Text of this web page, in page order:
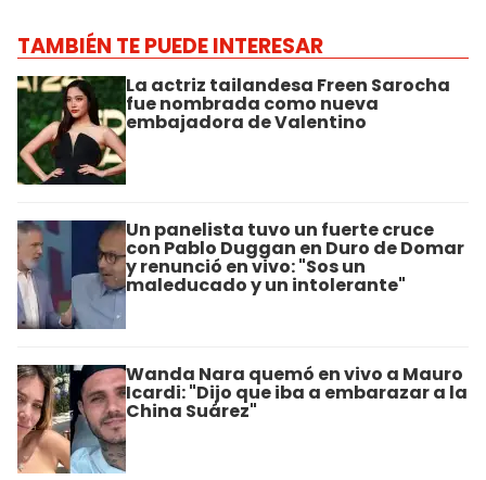
TAMBIÉN TE PUEDE INTERESAR
La actriz tailandesa Freen Sarocha
fue nombrada como nueva
embajadora de Valentino
Un panelista tuvo un fuerte cruce
con Pablo Duggan en Duro de Domar
y renunció en vivo: "Sos un
maleducado y un intolerante"
Wanda Nara quemó en vivo a Mauro
Icardi: "Dijo que iba a embarazar a la
China Suárez"